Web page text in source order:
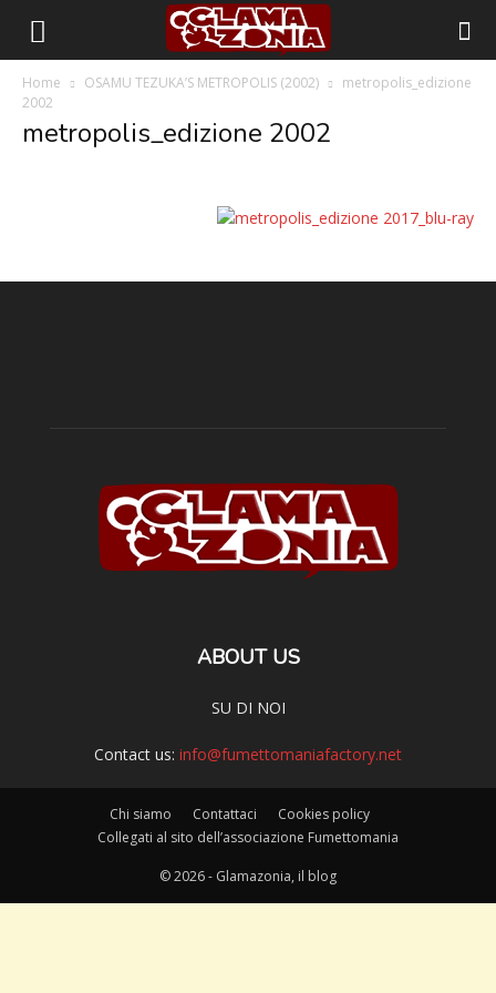
Home OSAMU TEZUKA’S METROPOLIS (2002)
metropolis_edizione
2002
metropolis_edizione 2002
ABOUT US
SU DI NOI
Contact us: info@fumettomaniafactory.net
Chi siamo Contattaci
Cookies policy
Collegati al sito dell’associazione Fumettomania
© 2026 - Glamazonia, il blog